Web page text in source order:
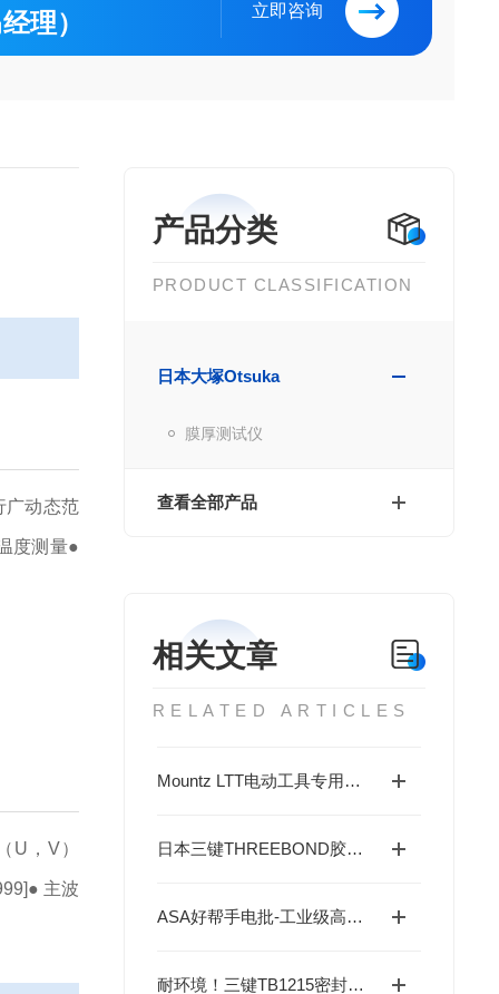
理） 立即咨询
产品分类
PRODUCT CLASSIFICATION
日本大塚Otsuka
膜厚测试仪
查看全部产品
相关文章
RELATED ARTICLES
Mountz LTT电动工具专用扭矩测试系统——带RDA适配器的精准验证
日本三键THREEBOND胶水单组分热固化烯烃密封胶接
ASA好帮手电批-工业级高精度锁付专家： ST1智能伺服螺丝刀+控制器套装
耐环境！三键TB1215密封胶获高评价，覆盖高低温与耐油场景
广动态范
度测量●
U，V）
● 主波